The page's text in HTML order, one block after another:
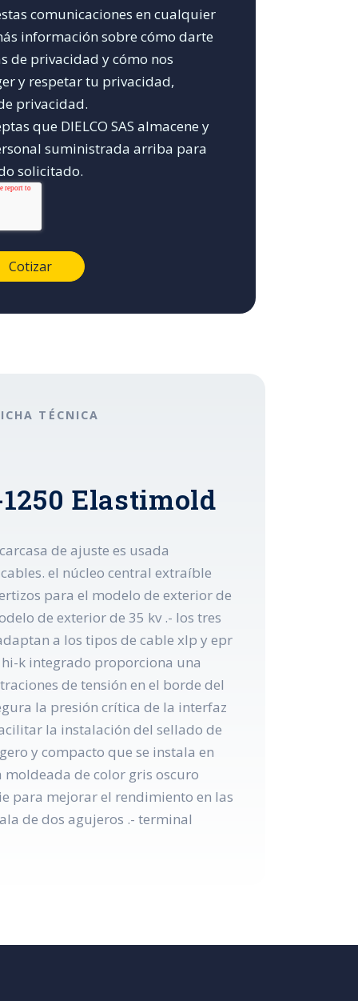
comunicaciones en cualquier
información sobre cómo darte
de privacidad y cómo nos
y respetar tu privacidad,
privacidad.
que DIELCO SAS almacene y
suministrada arriba para
solicitado.
TÉCNICA
Elastimold
de ajuste es usada
el núcleo central extraíble
para el modelo de exterior de
de exterior de 35 kv .- los tres
a los tipos de cable xlp y epr
k integrado proporciona una
de tensión en el borde del
la presión crítica de la interfaz
la instalación del sellado de
y compacto que se instala en
de color gris oscuro
para mejorar el rendimiento en las
de dos agujeros .- terminal